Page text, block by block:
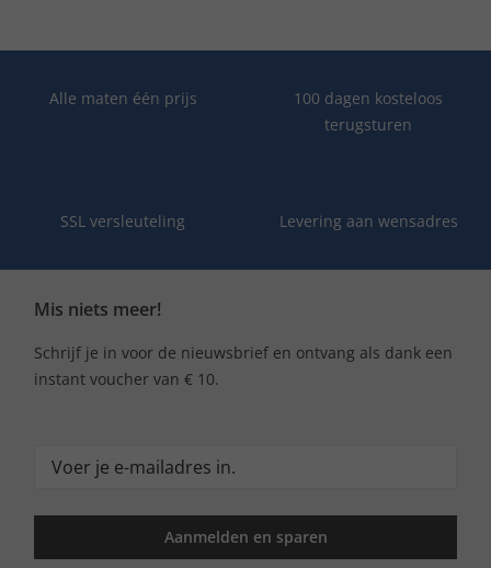
Alle maten één prijs
100 dagen kosteloos
terugsturen
SSL versleuteling Levering aan wensadres
Mis niets meer!
Schrijf je in voor de nieuwsbrief en ontvang als dank een
instant voucher van € 10.
Aanmelden en sparen